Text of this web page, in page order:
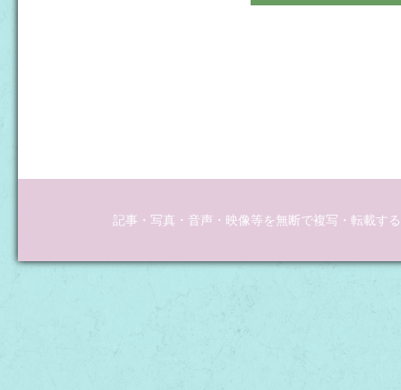
記事・写真・音声・映像等を無断で複写・転載